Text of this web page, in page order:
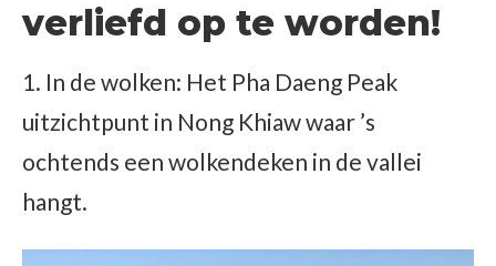
verliefd op te worden!
1. In de wolken: Het Pha Daeng Peak
uitzichtpunt in Nong Khiaw waar ’s
ochtends een wolkendeken in de vallei
hangt.